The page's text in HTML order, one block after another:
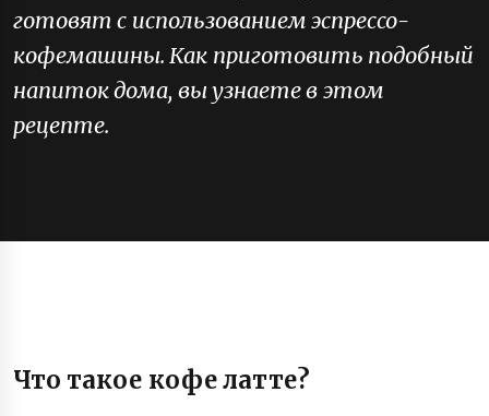
готовят с использованием эспрессо-
кофемашины. Как приготовить подобный
напиток дома, вы узнаете в этом
рецепте.
Что такое кофе латте?